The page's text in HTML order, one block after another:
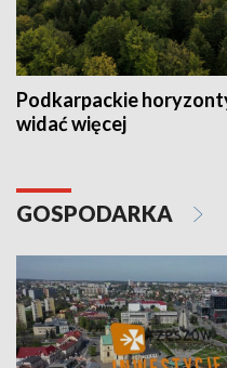
Podkarpackie
widać więcej
GOSPODARKA